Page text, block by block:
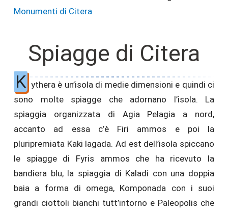
Monumenti di Citera
Spiagge di Citera
K ythera è un’isola di medie dimensioni e quindi ci
sono molte spiagge che adornano l’isola. La
spiaggia organizzata di Agia Pelagia a nord,
accanto ad essa c’è Firi ammos e poi la
pluripremiata Kaki lagada. Ad est dell’isola spiccano
le spiagge di Fyris ammos che ha ricevuto la
bandiera blu, la spiaggia di Kaladi con una doppia
baia a forma di omega, Komponada con i suoi
grandi ciottoli bianchi tutt’intorno e Paleopolis che